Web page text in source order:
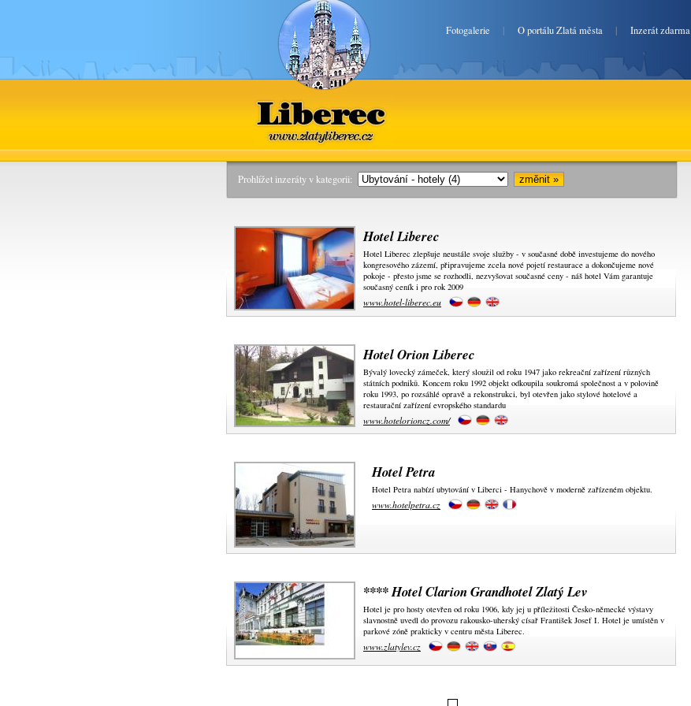
Fotogalerie | O portálu Zlatá města | Inzerát zdarma
Liberec
www.zlatyliberec.cz
Prohlížet inzeráty v kategorii:
Hotel Liberec
Hotel Liberec zlepšuje neustále svoje služby - v současné době investujeme do nového
kongresového zázemí, připravujeme zcela nové pojetí restaurace a dokončujeme nové
pokoje - přesto jsme se rozhodli, nezvyšovat současné ceny - náš hotel Vám garantuje
současný ceník i pro rok 2009
www.hotel-liberec.eu
Hotel Orion Liberec
Bývalý lovecký zámeček, který sloužil od roku 1947 jako rekreační zařízení různých
státních podniků. Koncem roku 1992 objekt odkoupila soukromá společnost a v polovině
roku 1993, po rozsáhlé opravě a rekonstrukci, byl otevřen jako stylové hotelové a
restaurační zařízení evropského standardu
www.hotelorioncz.com/
Hotel Petra
Hotel Petra nabízí ubytování v Liberci - Hanychově v moderně zařízeném objektu.
www.hotelpetra.cz
**** Hotel Clarion Grandhotel Zlatý Lev
Hotel je pro hosty otevřen od roku 1906, kdy jej u příležitosti Česko-německé výstavy
slavnostně uvedl do provozu rakousko-uherský císař František Josef I. Hotel je umístěn v
parkové zóně prakticky v centru města Liberec.
www.zlatylev.cz